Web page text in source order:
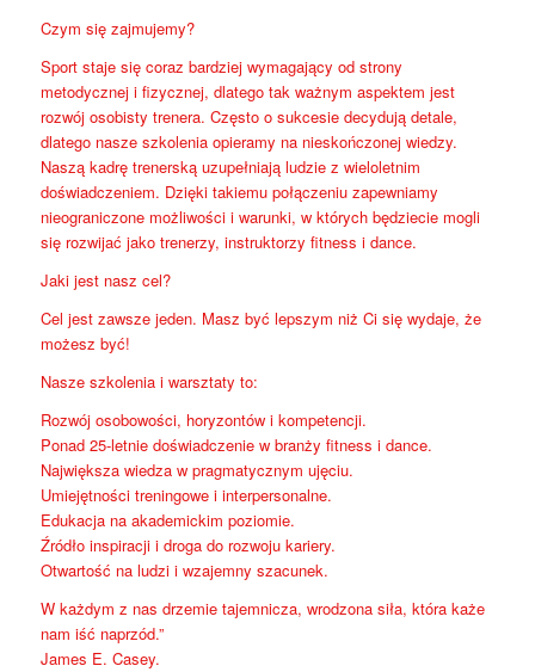
Czym się zajmujemy?
Sport staje się coraz bardziej wymagający od strony
metodycznej i fizycznej, dlatego tak ważnym aspektem jest
rozwój osobisty trenera. Często o sukcesie decydują detale,
dlatego nasze szkolenia opieramy na nieskończonej wiedzy.
Naszą kadrę trenerską uzupełniają ludzie z wieloletnim
doświadczeniem. Dzięki takiemu połączeniu zapewniamy
nieograniczone możliwości i warunki, w których będziecie mogli
się rozwijać jako trenerzy, instruktorzy fitness i dance.
Jaki jest nasz cel?
Cel jest zawsze jeden. Masz być lepszym niż Ci się wydaje, że
możesz być!
Nasze szkolenia i warsztaty to:
Rozwój osobowości, horyzontów i kompetencji.
Ponad 25-letnie doświadczenie w branży fitness i dance.
Największa wiedza w pragmatycznym ujęciu.
Umiejętności treningowe i interpersonalne.
Edukacja na akademickim poziomie.
Źródło inspiracji i droga do rozwoju kariery.
Otwartość na ludzi i wzajemny szacunek.
W każdym z nas drzemie tajemnicza, wrodzona siła, która każe
nam iść naprzód.”
James E. Casey.